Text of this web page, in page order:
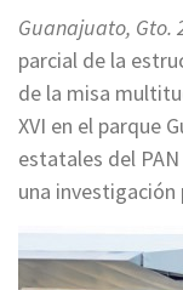
Guanajuato, Gto.
parcial de la
de la misa
XVI en el parque
estatales del
una